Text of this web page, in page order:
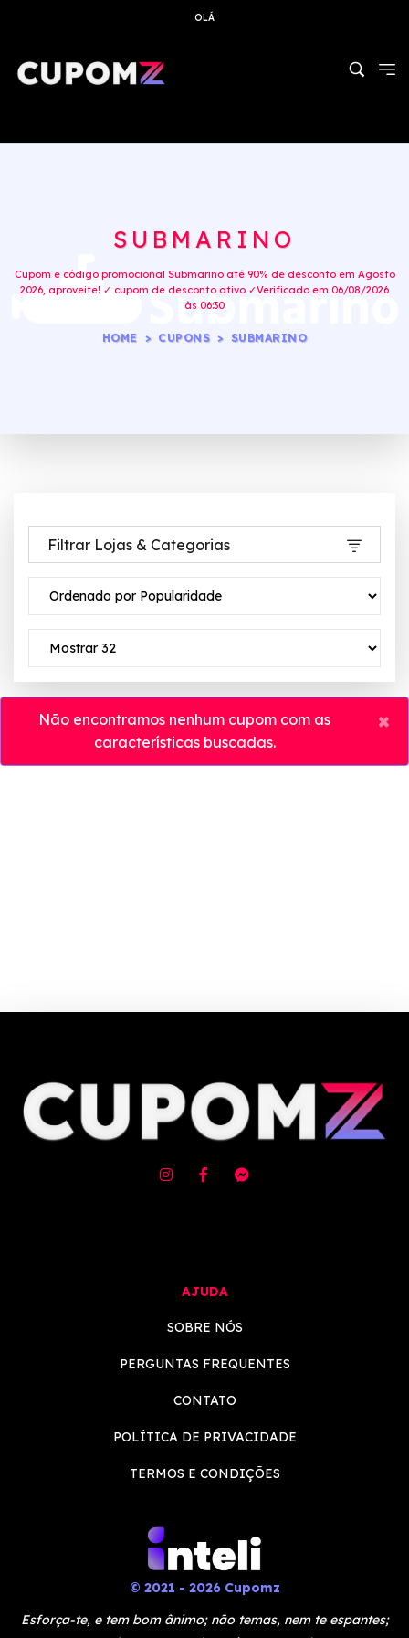
OLÁ
SUBMARINO
Cupom e código promocional Submarino até 90% de desconto em Agosto
2026, aproveite! ✓ cupom de desconto ativo ✓Verificado em 06/08/2026
às 06:30
HOME CUPONS SUBMARINO
Filtrar Lojas & Categorias
Não encontramos nenhum cupom com as
características buscadas.
×
AJUDA
SOBRE NÓS
PERGUNTAS FREQUENTES
CONTATO
POLÍTICA DE PRIVACIDADE
TERMOS E CONDIÇÕES
© 2021 - 2026 Cupomz
Esforça-te, e tem bom ânimo; não temas, nem te espantes;